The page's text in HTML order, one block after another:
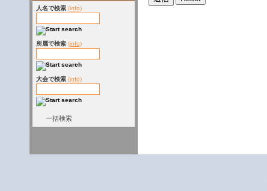
人名で検索 (info)
所属で検索 (info)
大会で検索 (info)
一括検索